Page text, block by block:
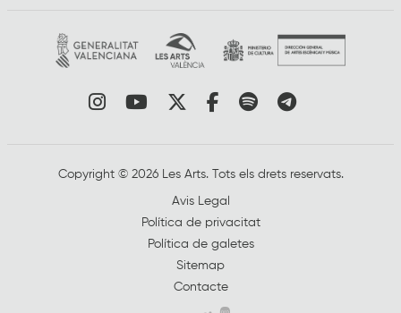
Link a instagram
Link a youtube
Link a twitter
Link a facebook
Link a spotify
Link a
Copyright © 2026 Les Arts. Tots els drets reservats.
Avis Legal
Política de privacitat
Política de galetes
Sitemap
Contacte